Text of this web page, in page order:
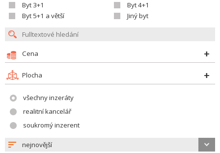
Byt 3+1
Byt 4+1
Byt 5+1 a větší
Jiný byt
Cena
Plocha
všechny inzeráty
realitní kancelář
soukromý inzerent
nejnovější